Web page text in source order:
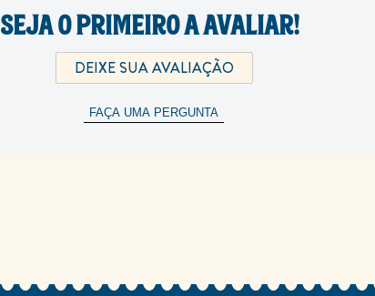
SEJA O PRIMEIRO A AVALIAR!
DEIXE SUA AVALIAÇÃO
FAÇA UMA PERGUNTA